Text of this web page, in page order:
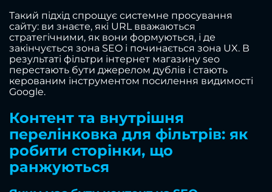
Такий підхід спрощує системне просування
сайту: ви знаєте, які URL вважаються
стратегічними, як вони формуються, і де
закінчується зона SEO і починається зона UX. В
результаті фільтри інтернет магазину seo
перестають бути джерелом дублів і стають
керованим інструментом посилення видимості
Google.
Контент та внутрішня
перелінковка для фільтрів: як
робити сторінки, що
ранжуються